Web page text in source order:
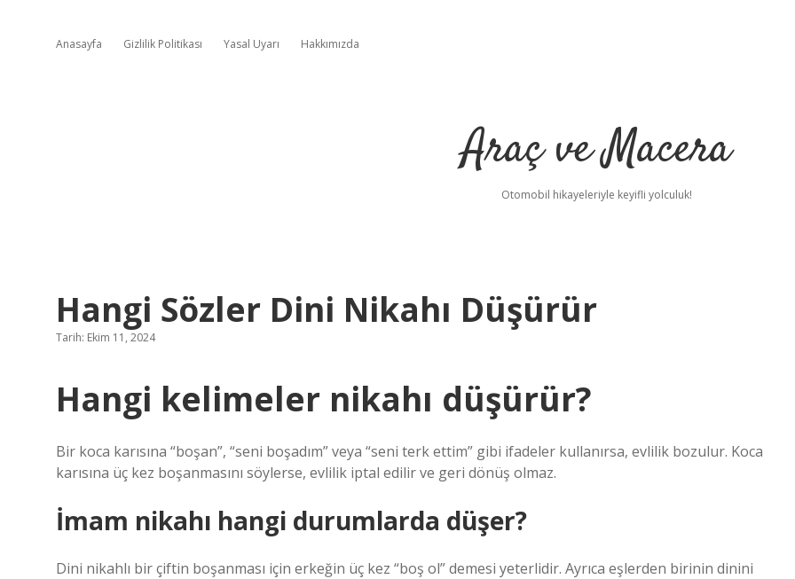
Anasayfa Gizlilik Politikası Yasal Uyarı Hakkımızda
Araç ve Macera
Otomobil hikayeleriyle keyifli yolculuk!
Hangi Sözler Dini Nikahı Düşürür
Tarih: Ekim 11, 2024
Hangi kelimeler nikahı düşürür?
Bir koca karısına “boşan”, “seni boşadım” veya “seni terk ettim” gibi ifadeler kullanırsa, evlilik bozulur. Koca
karısına üç kez boşanmasını söylerse, evlilik iptal edilir ve geri dönüş olmaz.
İmam nikahı hangi durumlarda düşer?
Dini nikahlı bir çiftin boşanması için erkeğin üç kez “boş ol” demesi yeterlidir. Ayrıca eşlerden birinin dinini